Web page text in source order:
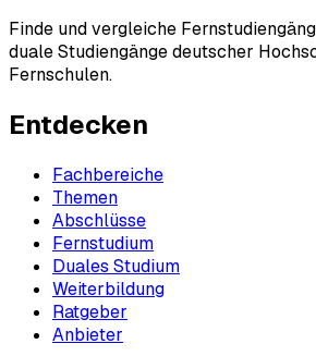
Finde und vergleiche
duale Studiengänge deutscher
Fernschulen.
Entdecken
Fachbereiche
Themen
Abschlüsse
Fernstudium
Duales Studium
Weiterbildung
Ratgeber
Anbieter